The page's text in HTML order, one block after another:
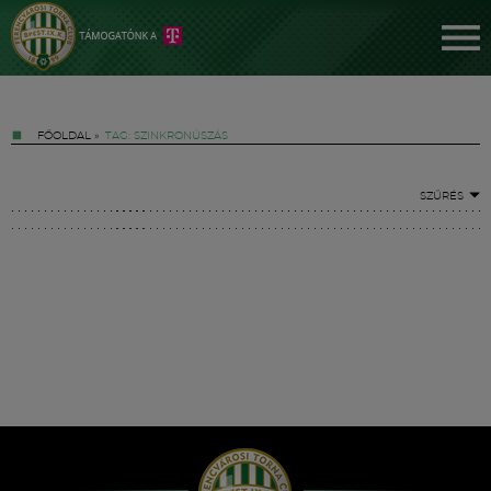
FŐOLDAL » TAG: SZINKRONÚSZÁS
SZŰRÉS
Hírek